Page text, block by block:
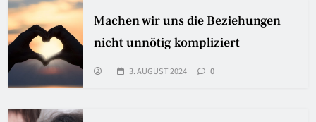
Machen wir uns die Beziehungen
nicht unnötig kompliziert
3. AUGUST 2024 0